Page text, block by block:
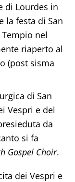
di Lourdes in
la festa di San
nel
riaperto al
(post sisma
di San
Vespri e del
da
si fa
Gospel Choir.
dei Vespri e